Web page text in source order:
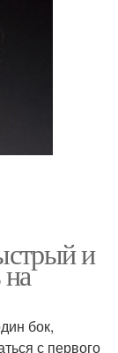
и
бок,
с первого